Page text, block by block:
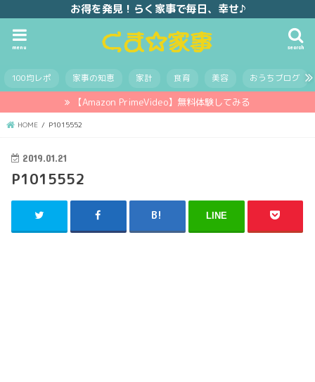
お得を発見！らく家事で毎日、幸せ♪
search
menu
100均レポ 家事の知恵 家計 食育 美容 おうちブログ
【Amazon PrimeVideo】無料体験してみる
HOME P1015552
2019.01.21
P1015552
LINE